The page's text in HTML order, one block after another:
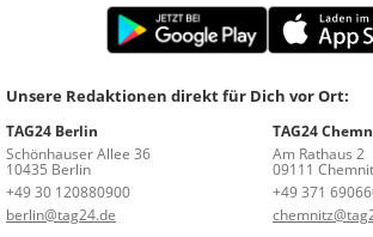
Unsere Redaktionen direkt für Dich vor Ort:
TAG24 Berlin
Schönhauser Allee 36
10435 Berlin
+49 30 120880900
berlin@tag24.de
TAG24
Am Rathaus 2
09111
+49 371